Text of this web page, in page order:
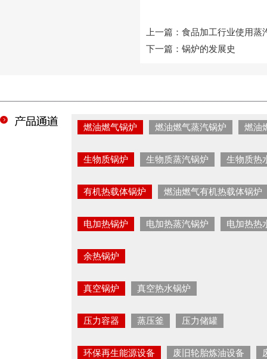
上一篇： 食品加工行业使用蒸
下一篇： 锅炉的发展史
燃油燃气锅炉 燃油燃气蒸汽锅炉 燃油
生物质锅炉 生物质蒸汽锅炉 生物质热
有机热载体锅炉 燃油燃气有机热载体锅炉
电加热锅炉 电加热蒸汽锅炉 电加热热
余热锅炉
真空锅炉 真空热水锅炉
压力容器 蒸压釜 压力储罐
环保再生能源设备 废旧轮胎炼油设备